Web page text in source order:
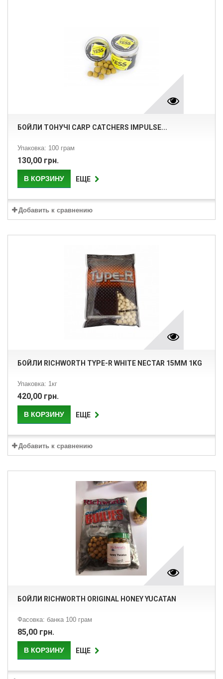
БОЙЛИ ТОНУЧІ CARP CATCHERS IMPULSE...
Упаковка: 100 грам
130,00 грн.
В КОРЗИНУ ЕЩЕ
Добавить к сравнению
БОЙЛИ RICHWORTH TYPE-R WHITE NECTAR 15MM 1KG
Упаковка: 1кг
420,00 грн.
В КОРЗИНУ ЕЩЕ
Добавить к сравнению
БОЙЛИ RICHWORTH ORIGINAL HONEY YUCATAN
Фасовка: банка 100 грам
85,00 грн.
В КОРЗИНУ ЕЩЕ